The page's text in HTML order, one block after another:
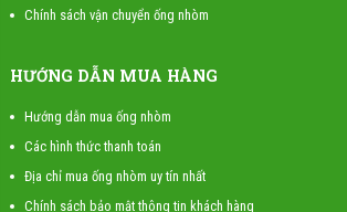
Chính sách vận chuyển ống nhòm
HƯỚNG DẪN MUA HÀNG
Hướng dẫn mua ống nhòm
Các hình thức thanh toán
Địa chỉ mua ống nhòm uy tín nhất
Chính sách bảo mật thông tin khách hàng